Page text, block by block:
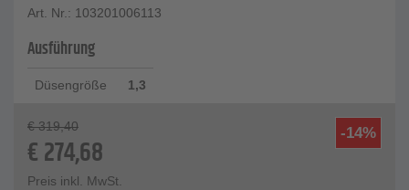
Art. Nr.: 103201006113
Ausführung
Düsengröße 1,3
-14%
€ 319,40
€274,68
Preis inkl. MwSt.